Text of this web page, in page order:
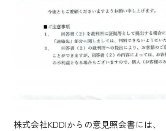
株式会社KDDIからの意見照会書には、